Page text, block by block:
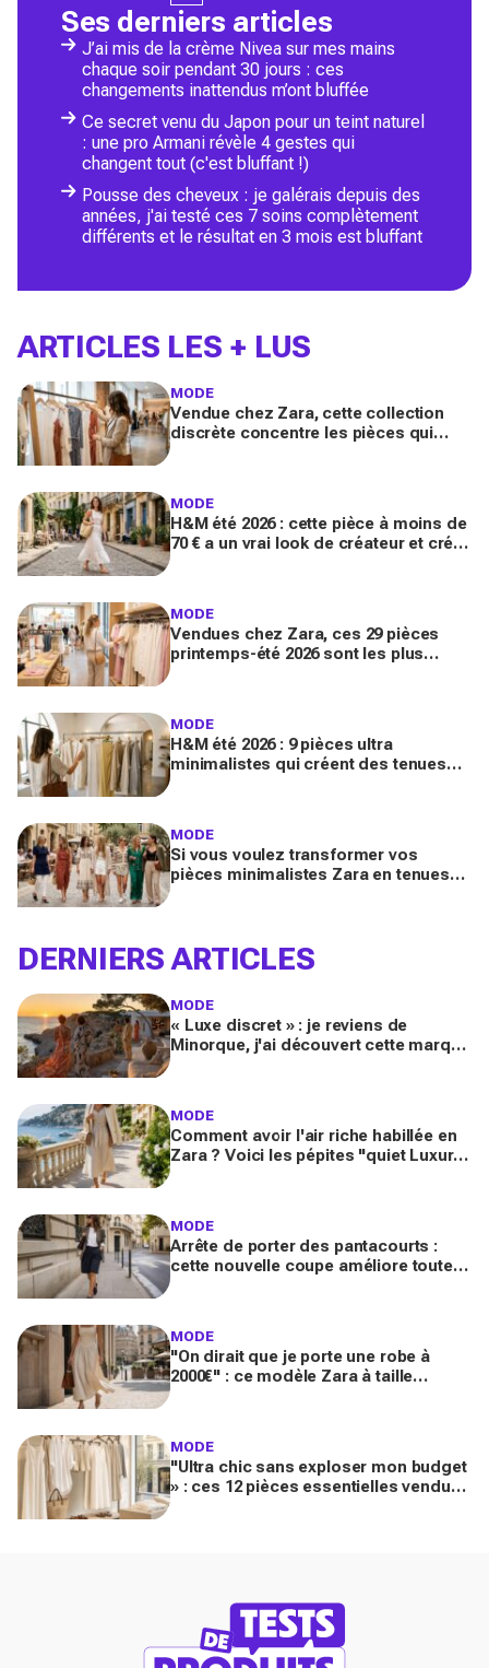
Ses derniers articles
J’ai mis de la crème Nivea sur mes mains
chaque soir pendant 30 jours : ces
changements inattendus m’ont bluffée
Ce secret venu du Japon pour un teint naturel
: une pro Armani révèle 4 gestes qui
changent tout (c'est bluffant !)
Pousse des cheveux : je galérais depuis des
années, j'ai testé ces 7 soins complètement
différents et le résultat en 3 mois est bluffant
ARTICLES LES + LUS
MODE
Vendue chez Zara, cette collection
discrète concentre les pièces qui
MODE
H&M été 2026 : cette pièce à moins de
70 € a un vrai look de créateur et crée
MODE
Vendues chez Zara, ces 29 pièces
printemps-été 2026 sont les plus
MODE
H&M été 2026 : 9 pièces ultra
minimalistes qui créent des tenues
MODE
Si vous voulez transformer vos
pièces minimalistes Zara en tenues
DERNIERS ARTICLES
MODE
« Luxe discret » : je reviens de
Minorque, j'ai découvert cette marque
MODE
Comment avoir l'air riche habillée en
Zara ? Voici les pépites "quiet Luxury"
MODE
Arrête de porter des pantacourts :
cette nouvelle coupe améliore toutes
MODE
"On dirait que je porte une robe à
2000€" : ce modèle Zara à taille
MODE
"Ultra chic sans exploser mon budget
» : ces 12 pièces essentielles vendues